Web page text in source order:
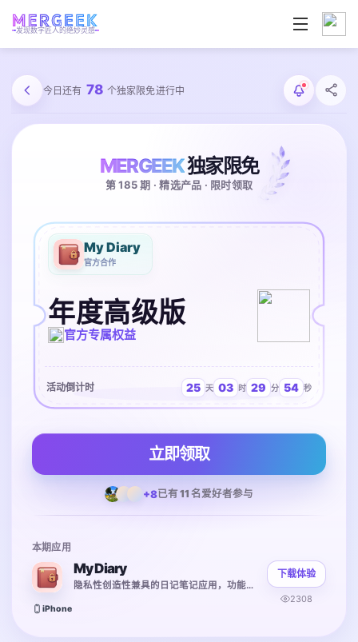
发现数字匠人的绝妙灵感
今日还有 78 个独家限免进行中
MERGEEK独家限免
第 185 期 · 精选产品 · 限时领取
My Diary
官方合作
年度高级版
官方专属权益
活动倒计时 25 天 03 时 29 分 54 秒
立即领取
+8已有 11 名爱好者参与
本期应用
My Diary
隐私性创造性兼具的日记笔记应用，功能丰富
iPhone
下载体验
2308